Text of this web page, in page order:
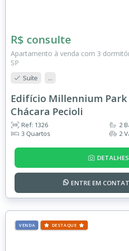
R$ consulte
Apartamento à venda com 3
SP
Suíte ...
Edifício Millennium Park
Chácara Pecioli
Ref: 1326
3 Quartos
2
2
DETALHES
ENTRE EM
VENDA DESTAQUE